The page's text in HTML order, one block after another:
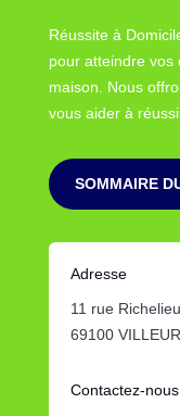
Réussite à
pour atteindre vos
maison. Nous
vous aider à
SOMMAIRE
Adresse
11 rue Richelieu
69100
Contactez-nous